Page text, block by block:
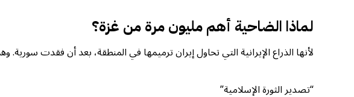
لماذا الضاحية أهم مليون مرة من غزة؟
لأنها الذراع الإيرانية التي تحاول إيران ترميمها في المنطقة، بعد أن فقدت
“تصدير الثورة الإسلامية”